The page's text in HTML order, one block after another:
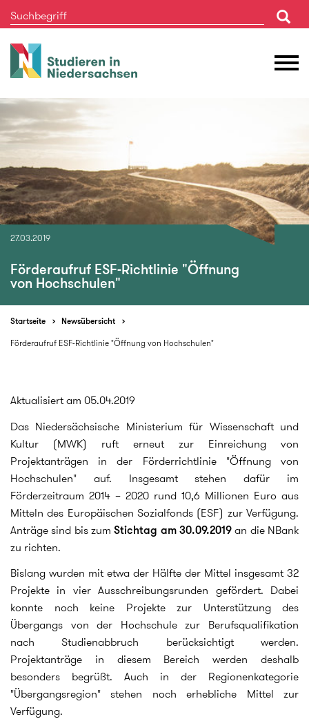
Studieren
in
27.03.2019
Förderaufruf ESF-Richtlinie "Öffnung
von Hochschulen"
Startseite
Newsübersicht
Förderaufruf ESF-Richtlinie "Öffnung von Hochschulen"
Aktualisiert am 05.04.2019
Das Niedersächsische Ministerium für Wissenschaft und
Kultur (MWK) ruft erneut zur Einreichung von
Projektanträgen in der Förderrichtlinie "Öffnung von
Hochschulen" auf. Insgesamt stehen dafür im
Förderzeitraum 2014 – 2020 rund 10,6 Millionen Euro aus
Mitteln des Europäischen Sozialfonds (ESF) zur Verfügung.
Anträge sind bis zumStichtag am 30.09.2019an die NBank
zu richten.
Bislang wurden mit etwa der Hälfte der Mittel insgesamt 32
Projekte in vier Ausschreibungsrunden gefördert. Dabei
konnte noch keine Projekte zur Unterstützung des
Übergangs von der Hochschule zur Berufsqualifikation
nach Studienabbruch berücksichtigt werden.
Projektanträge in diesem Bereich werden deshalb
besonders begrüßt. Auch in der Regionenkategorie
"Übergangsregion" stehen noch erhebliche Mittel zur
Verfügung.